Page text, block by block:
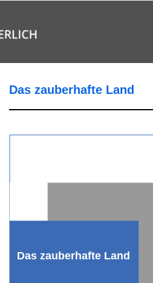
Das zauberhafte Land
Das zauberhafte Land